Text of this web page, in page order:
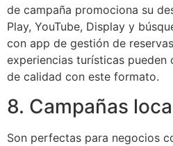
de campaña promociona su
Play, YouTube, Display y
con app de gestión de
experiencias turísticas pueden
de calidad con este formato.
8. Campañas
Son perfectas para negocios